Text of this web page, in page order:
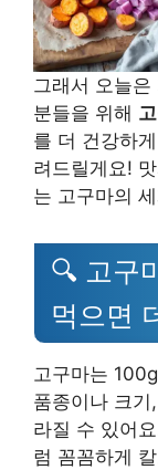
그래서 오늘은
분들을 위해
를 더 건강하
려드릴게요!
는 고구마의
🔍 고구
먹으면
고구마는
품종이나 크
라질 수 있어
럼 꼼꼼하게